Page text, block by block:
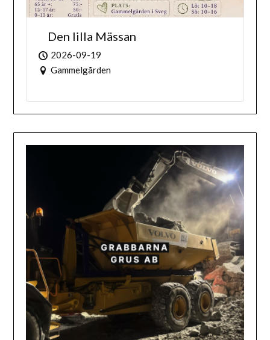
Den lilla Mässan
2026-09-19
Gammelgården